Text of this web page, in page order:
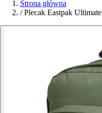
Strona główna
/ Plecak Eastpak Ultimate